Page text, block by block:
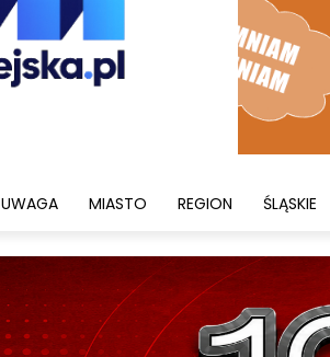
UWAGA MIASTO REGION ŚLĄSKIE